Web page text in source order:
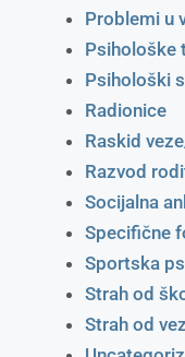
Problemi u
Psihološke
Psihološki
Radionice
Raskid
Razvod
Socijalna
Specifične
Sportska
Strah od
Strah od